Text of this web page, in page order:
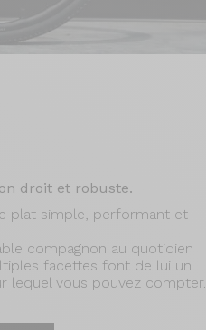
droit et robuste.
plat simple, performant et
compagnon au quotidien
facettes font de lui un
lequel vous pouvez compter.